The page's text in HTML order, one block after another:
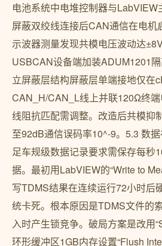
电池系统中电堆控制器与
屏蔽双绞线连接后CAN通信在电机
示波器测量发现共模电压波动达
USBCAN设备端加装ADUM1201
立屏蔽层结构屏蔽层单端接地仅在
CAN_H/CAN_L线上并联120Ω终
线阻抗匹配需调整。改造后共模抑
至92dB通信误码率10^-9。5.3 数
足车规级数据记录要求需保存每秒
据。最初用LabVIEW的“Write to
写TDMS结果在连续运行72小时后
统卡死。根本原因是TDMS文件的
入时产生锁竞争。破局方案是改用
环形缓冲区1GB内存设置“Flush